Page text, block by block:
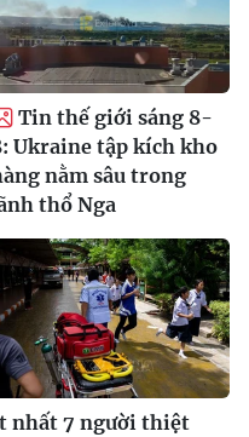
Tin thế giới sáng 8-
Ukraine tập kích kho
nằm sâu trong
thổ Nga
nhất 7 người thiệt